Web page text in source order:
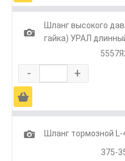
1
Шланг высокого
гайка) УРАЛ
- +
Ä
1
Шланг тормозной
375-